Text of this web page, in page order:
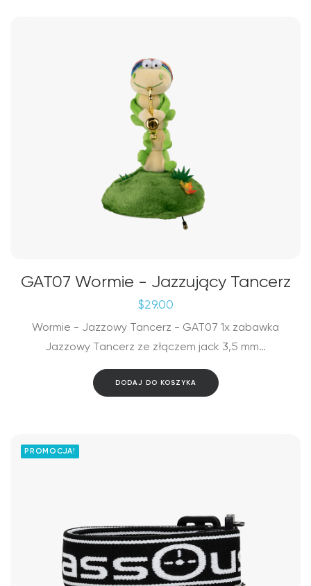
GAT07 Wormie - Jazzujący Tancerz
$29.00
Wormie - Jazzowy Tancerz - GAT07 1x zabawka
Jazzowy Tancerz ze złączem jack 3,5 mm…
DODAJ DO KOSZYKA
PROMOCJA!